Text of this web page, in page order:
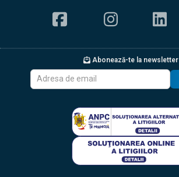
Abonează-te la newsletter